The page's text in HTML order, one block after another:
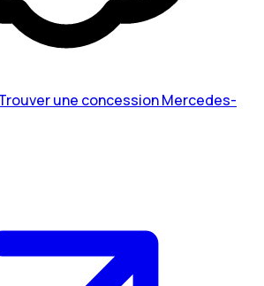
une concession Mercedes-